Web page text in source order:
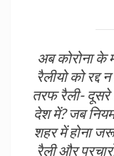
अब कोरोना के
रैलीयो को रद्द
तरफ रैली- दूसरे
देश में? जब
शहर में होना
रैली और